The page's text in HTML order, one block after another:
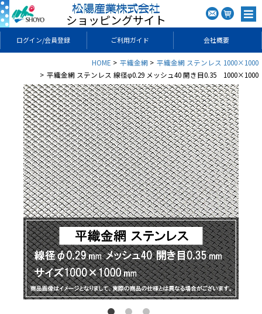
ショッピングサイト
ログイン/会員登録 ご利用ガイド 会社概要
HOME 平織金網
平織金網 ステンレス 1000×1000
平織金網 ステンレス 線径φ0.29 メッシュ40 開き目0.35 1000×1000